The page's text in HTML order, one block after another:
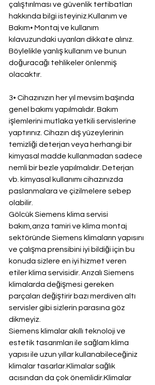
çalıştırılması ve güvenlik tertibatları
hakkında bilgi isteyiniz.Kullanım ve
Bakım• Montaj ve kullanım
kılavuzundaki uyarıları dikkate alınız.
Böylelikle yanlış kullanım ve bunun
doğuracağı tehlikeler önlenmiş
olacaktır.
3• Cihazınızın her yıl mevsim başında
genel bakımı yapılmalıdır. Bakım
işlemlerini mutlaka yetkili servislerine
yaptırınız. Cihazın dış yüzeylerinin
temizliği deterjan veya herhangi bir
kimyasal madde kullanmadan sadece
nemli bir bezle yapılmalıdır. Deterjan
vb. kimyasal kullanımı cihazınızda
paslanmalara ve çizilmelere sebep
olabilir.
Gölcük Siemens klima servisi
bakım,arıza tamiri ve klima montaj
sektöründe Siemens klimaların yapısını
ve çalışma prensibini iyi bildiği için bu
konuda sizlere en iyi hizmet veren
etiler klima servisidir. Arızalı Siemens
klimalarda değişmesi gereken
parçaları değiştirir bazı merdiven altı
servisler gibi sizlerin parasına göz
dikmeyiz.
Siemens klimalar akıllı teknoloji ve
estetik tasarımları ile sağlam klima
yapısı ile uzun yıllar kullanabileceğiniz
klimalar tasarlar.Klimalar sağlık
acısından da çok önemlidir.Klimalar